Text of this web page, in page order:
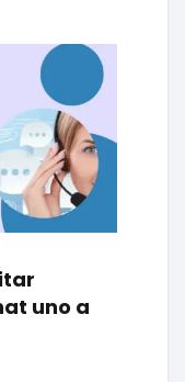
uno a